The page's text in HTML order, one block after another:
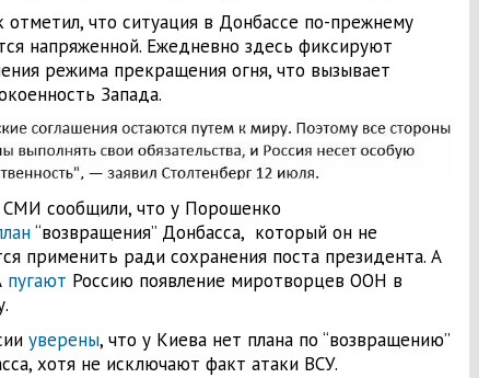
отметил, что ситуация в Донбассе по-прежнему
напряженной. Ежедневно здесь фиксируют
режима прекращения огня, что вызывает
Запада.
СМИ сообщили, что у Порошенко
“возвращения” Донбасса, который он не
применить ради сохранения поста президента. А
пугают Россию появление миротворцев ООН в
уверены, что у Киева нет плана по “возвращению”
хотя не исключают факт атаки ВСУ.